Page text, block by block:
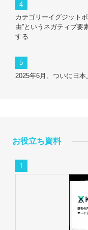
カテゴリーイグジット
由”というネガティブ要
する
2025年6月、ついに日
お役立ち資料